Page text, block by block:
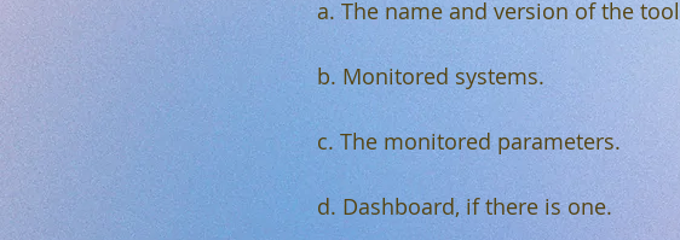
a. The name and version of the
b. Monitored systems.
c. The monitored parameters.
d. Dashboard, if there is one.